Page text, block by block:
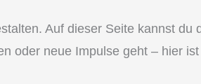
Auf dieser Seite kannst
oder neue Impulse geht – hier